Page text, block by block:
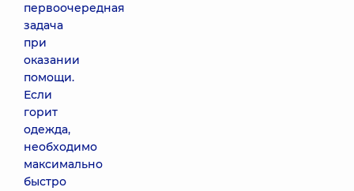
первоочередная
задача
при
оказании
помощи.
Если
горит
одежда,
необходимо
максимально
быстро